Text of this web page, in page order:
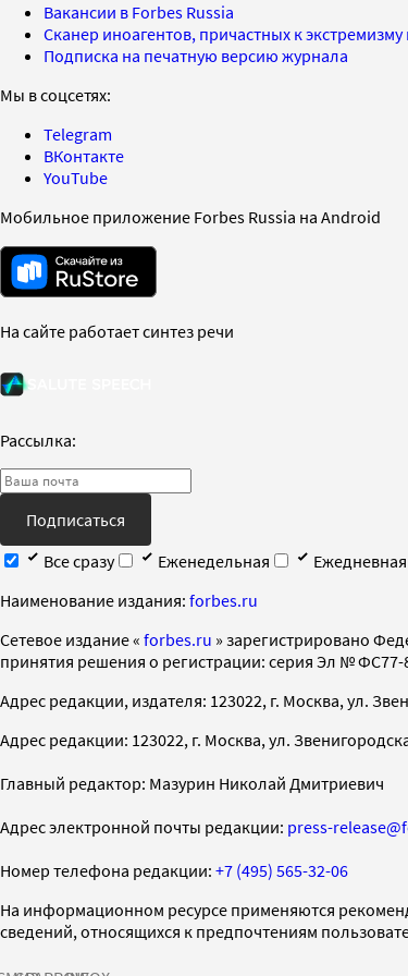
Вакансии в Forbes Russia
Сканер иноагентов, причастных к
Подписка на печатную версию журнала
Мы в соцсетях:
Telegram
ВКонтакте
YouTube
Мобильное приложение Forbes Russia на Android
На сайте работает синтез речи
Рассылка:
Подписаться
Все сразу
Еженедельная Ежедневная
Наименование издания: forbes.ru
Cетевое издание « forbes.ru » зарегистрировано
принятия решения о регистрации: серия Эл № ФС77-
Адрес редакции, издателя: 123022, г. Москва, ул.
Адрес редакции: 123022, г. Москва, ул.
Главный редактор: Мазурин Николай Дмитриевич
Адрес электронной почты редакции: press-
Номер телефона редакции: +7 (495) 565-32-06
На информационном ресурсе применяются
сведений, относящихся к предпочтениям